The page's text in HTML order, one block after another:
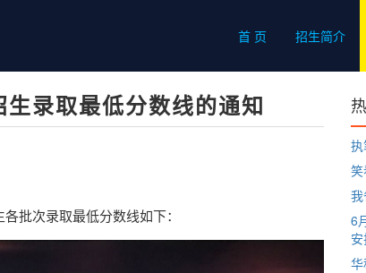
首 页 招生简介
录取最低分数线的通知
批次录取最低分数线如下：
执
6